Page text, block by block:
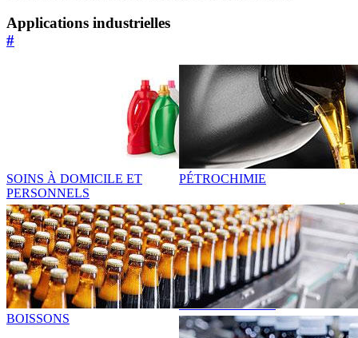
Applications industrielles
#
SOINS À DOMICILE ET
PERSONNELS
PÉTROCHIMIE
ALIMENTATION
BOISSONS